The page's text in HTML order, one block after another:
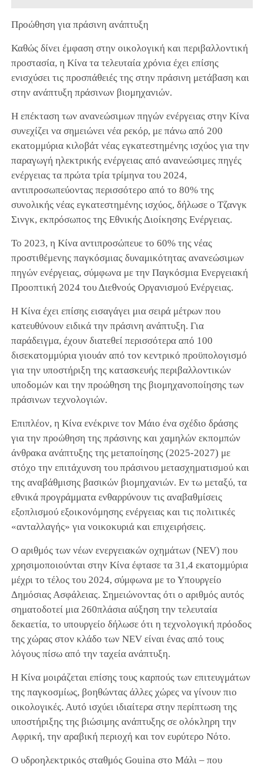
Προώθηση για πράσινη ανάπτυξη
Καθώς δίνει έμφαση στην οικολογική και περιβαλλοντική
προστασία, η Κίνα τα τελευταία χρόνια έχει επίσης
ενισχύσει τις προσπάθειές της στην πράσινη μετάβαση και
στην ανάπτυξη πράσινων βιομηχανιών.
Η επέκταση των ανανεώσιμων πηγών ενέργειας στην Κίνα
συνεχίζει να σημειώνει νέα ρεκόρ, με πάνω από 200
εκατομμύρια κιλοβάτ νέας εγκατεστημένης ισχύος για την
παραγωγή ηλεκτρικής ενέργειας από ανανεώσιμες πηγές
ενέργειας τα πρώτα τρία τρίμηνα του 2024,
αντιπροσωπεύοντας περισσότερο από το 80% της
συνολικής νέας εγκατεστημένης ισχύος, δήλωσε ο Τζανγκ
Σινγκ, εκπρόσωπος της Εθνικής Διοίκησης Ενέργειας.
Το 2023, η Κίνα αντιπροσώπευε το 60% της νέας
προστιθέμενης παγκόσμιας δυναμικότητας ανανεώσιμων
πηγών ενέργειας, σύμφωνα με την Παγκόσμια Ενεργειακή
Προοπτική 2024 του Διεθνούς Οργανισμού Ενέργειας.
Η Κίνα έχει επίσης εισαγάγει μια σειρά μέτρων που
κατευθύνουν ειδικά την πράσινη ανάπτυξη. Για
παράδειγμα, έχουν διατεθεί περισσότερα από 100
δισεκατομμύρια γιουάν από τον κεντρικό προϋπολογισμό
για την υποστήριξη της κατασκευής περιβαλλοντικών
υποδομών και την προώθηση της βιομηχανοποίησης των
πράσινων τεχνολογιών.
Επιπλέον, η Κίνα ενέκρινε τον Μάιο ένα σχέδιο δράσης
για την προώθηση της πράσινης και χαμηλών εκπομπών
άνθρακα ανάπτυξης της μεταποίησης (2025-2027) με
στόχο την επιτάχυνση του πράσινου μετασχηματισμού και
της αναβάθμισης βασικών βιομηχανιών. Εν τω μεταξύ, τα
εθνικά προγράμματα ενθαρρύνουν τις αναβαθμίσεις
εξοπλισμού εξοικονόμησης ενέργειας και τις πολιτικές
«ανταλλαγής» για νοικοκυριά και επιχειρήσεις.
Ο αριθμός των νέων ενεργειακών οχημάτων (NEV) που
χρησιμοποιούνται στην Κίνα έφτασε τα 31,4 εκατομμύρια
μέχρι το τέλος του 2024, σύμφωνα με το Υπουργείο
Δημόσιας Ασφάλειας. Σημειώνοντας ότι ο αριθμός αυτός
σηματοδοτεί μια 260πλάσια αύξηση την τελευταία
δεκαετία, το υπουργείο δήλωσε ότι η τεχνολογική πρόοδος
της χώρας στον κλάδο των NEV είναι ένας από τους
λόγους πίσω από την ταχεία ανάπτυξη.
Η Κίνα μοιράζεται επίσης τους καρπούς των επιτευγμάτων
της παγκοσμίως, βοηθώντας άλλες χώρες να γίνουν πιο
οικολογικές. Αυτό ισχύει ιδιαίτερα στην περίπτωση της
υποστήριξης της βιώσιμης ανάπτυξης σε ολόκληρη την
Αφρική, την αραβική περιοχή και τον ευρύτερο Νότο.
Ο υδροηλεκτρικός σταθμός Gouina στο Μάλι – που